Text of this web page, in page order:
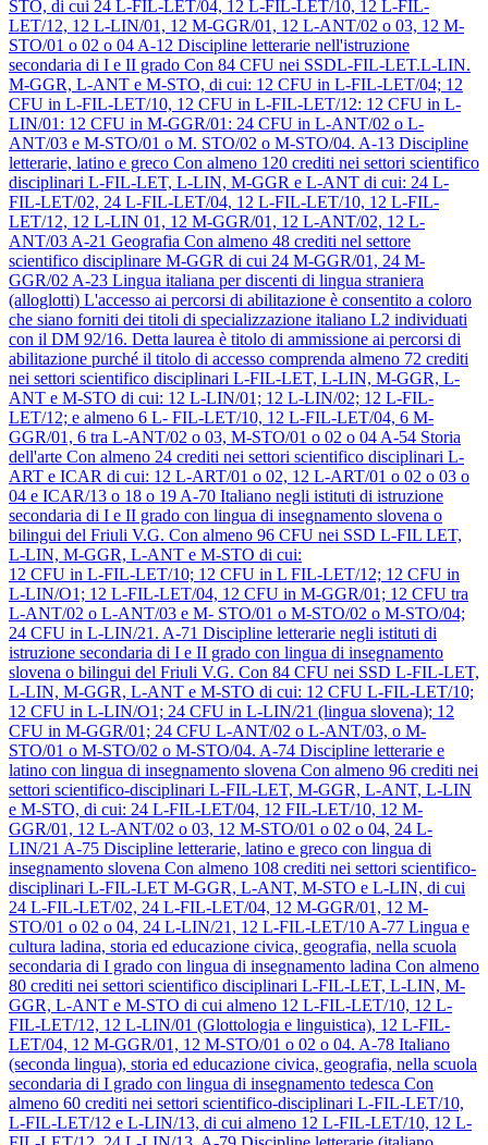
STO, di cui 24 L-FIL-LET/04, 12 L-FIL-LET/10, 12 L-FIL-
LET/12, 12 L-LIN/01, 12 M-GGR/01, 12 L-ANT/02 o 03, 12 M-
STO/01 o 02 o 04 A-12 Discipline letterarie nell'istruzione
secondaria di I e II grado Con 84 CFU nei SSDL-FIL-LET.L-LIN.
M-GGR, L-ANT e M-STO, di cui: 12 CFU in L-FIL-LET/04; 12
CFU in L-FIL-LET/10, 12 CFU in L-FIL-LET/12: 12 CFU in L-
LIN/01: 12 CFU in M-GGR/01: 24 CFU in L-ANT/02 o L-
ANT/03 e M-STO/01 o M. STO/02 o M-STO/04. A-13 Discipline
letterarie, latino e greco Con almeno 120 crediti nei settori scientifico
disciplinari L-FIL-LET, L-LIN, M-GGR e L-ANT di cui: 24 L-
FIL-LET/02, 24 L-FIL-LET/04, 12 L-FIL-LET/10, 12 L-FIL-
LET/12, 12 L-LIN 01, 12 M-GGR/01, 12 L-ANT/02, 12 L-
ANT/03 A-21 Geografia Con almeno 48 crediti nel settore
scientifico disciplinare M-GGR di cui 24 M-GGR/01, 24 M-
GGR/02 A-23 Lingua italiana per discenti di lingua straniera
(alloglotti) L'accesso ai percorsi di abilitazione è consentito a coloro
che siano forniti dei titoli di specializzazione italiano L2 individuati
con il DM 92/16. Detta laurea è titolo di ammissione ai percorsi di
abilitazione purché il titolo di accesso comprenda almeno 72 crediti
nei settori scientifico disciplinari L-FIL-LET, L-LIN, M-GGR, L-
ANT e M-STO di cui: 12 L-LIN/01; 12 L-LIN/02; 12 L-FIL-
LET/12; e almeno 6 L- FIL-LET/10, 12 L-FIL-LET/04, 6 M-
GGR/01, 6 tra L-ANT/02 o 03, M-STO/01 o 02 o 04 A-54 Storia
dell'arte Con almeno 24 crediti nei settori scientifico disciplinari L-
ART e ICAR di cui: 12 L-ART/01 o 02, 12 L-ART/01 o 02 o 03 o
04 e ICAR/13 o 18 o 19 A-70 Italiano negli istituti di istruzione
secondaria di I e II grado con lingua di insegnamento slovena o
bilingui del Friuli V.G. Con almeno 96 CFU nei SSD L-FIL LET,
L-LIN, M-GGR, L-ANT e M-STO di cui:
12 CFU in L-FIL-LET/10; 12 CFU in L FIL-LET/12; 12 CFU in
L-LIN/O1; 12 L-FIL-LET/04, 12 CFU in M-GGR/01; 12 CFU tra
L-ANT/02 o L-ANT/03 e M- STO/01 o M-STO/02 o M-STO/04;
24 CFU in L-LIN/21. A-71 Discipline letterarie negli istituti di
istruzione secondaria di I e II grado con lingua di insegnamento
slovena o bilingui del Friuli V.G. Con 84 CFU nei SSD L-FIL-LET,
L-LIN, M-GGR, L-ANT e M-STO di cui: 12 CFU L-FIL-LET/10;
12 CFU in L-LIN/O1; 24 CFU in L-LIN/21 (lingua slovena); 12
CFU in M-GGR/01; 24 CFU L-ANT/02 o L-ANT/03, o M-
STO/01 o M-STO/02 o M-STO/04. A-74 Discipline letterarie e
latino con lingua di insegnamento slovena Con almeno 96 crediti nei
settori scientifico-disciplinari L-FIL-LET, M-GGR, L-ANT, L-LIN
e M-STO, di cui: 24 L-FIL-LET/04, 12 FIL-LET/10, 12 M-
GGR/01, 12 L-ANT/02 o 03, 12 M-STO/01 o 02 o 04, 24 L-
LIN/21 A-75 Discipline letterarie, latino e greco con lingua di
insegnamento slovena Con almeno 108 crediti nei settori scientifico-
disciplinari L-FIL-LET M-GGR, L-ANT, M-STO e L-LIN, di cui
24 L-FIL-LET/02, 24 L-FIL-LET/04, 12 M-GGR/01, 12 M-
STO/01 o 02 o 04, 24 L-LIN/21, 12 L-FIL-LET/10 A-77 Lingua e
cultura ladina, storia ed educazione civica, geografia, nella scuola
secondaria di I grado con lingua di insegnamento ladina Con almeno
80 crediti nei settori scientifico disciplinari L-FIL-LET, L-LIN, M-
GGR, L-ANT e M-STO di cui almeno 12 L-FIL-LET/10, 12 L-
FIL-LET/12, 12 L-LIN/01 (Glottologia e linguistica), 12 L-FIL-
LET/04, 12 M-GGR/01, 12 M-STO/01 o 02 o 04. A-78 Italiano
(seconda lingua), storia ed educazione civica, geografia, nella scuola
secondaria di I grado con lingua di insegnamento tedesca Con
almeno 60 crediti nei settori scientifico-disciplinari L-FIL-LET/10,
L-FIL-LET/12 e L-LIN/13, di cui almeno 12 L-FIL-LET/10, 12 L-